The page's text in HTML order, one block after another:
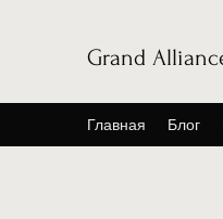
Grand
Главная Блог